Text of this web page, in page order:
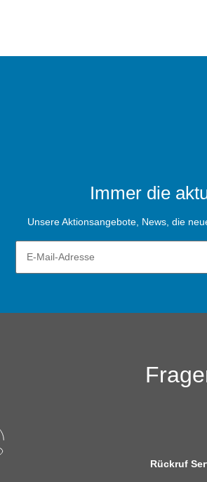
Immer die
Unsere Aktionsangebote, News, die
Rückruf